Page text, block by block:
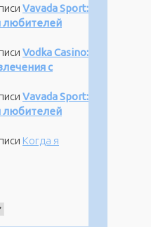
Vavada Sport:
любителей
Vodka Casino:
с
Vavada Sport:
любителей
Когда я